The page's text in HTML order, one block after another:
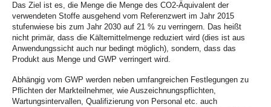
Das Ziel ist es, die Menge die Menge des CO2-Äquivalent der
verwendeten Stoffe ausgehend vom Referenzwert im Jahr 2015
stufenwiese bis zum Jahr 2030 auf 21 % zu verringern. Das heißt
nicht primär, dass die Kältemittelmenge reduziert wird (dies ist aus
Anwendungssicht auch nur bedingt möglich), sondern, dass das
Produkt aus Menge und GWP verringert wird.
Abhängig vom GWP werden neben umfangreichen Festlegungen zu
Pflichten der Markteilnehmer, wie Auszeichnungspflichten,
Wartungsintervallen, Qualifizierung von Personal etc. auch